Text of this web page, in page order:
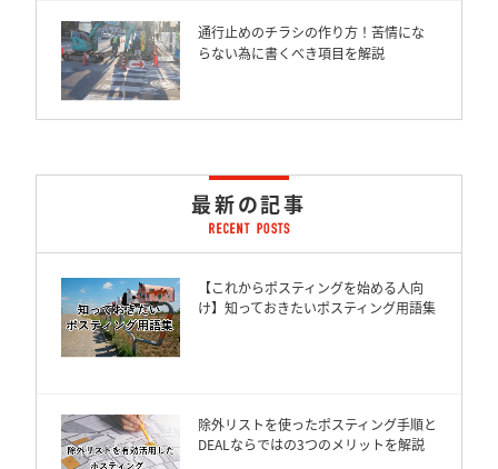
通行止めのチラシの作り方！苦情にな
らない為に書くべき項目を解説
最新の記事
【これからポスティングを始める人向
け】知っておきたいポスティング用語集
除外リストを使ったポスティング手順と
DEALならではの3つのメリットを解説